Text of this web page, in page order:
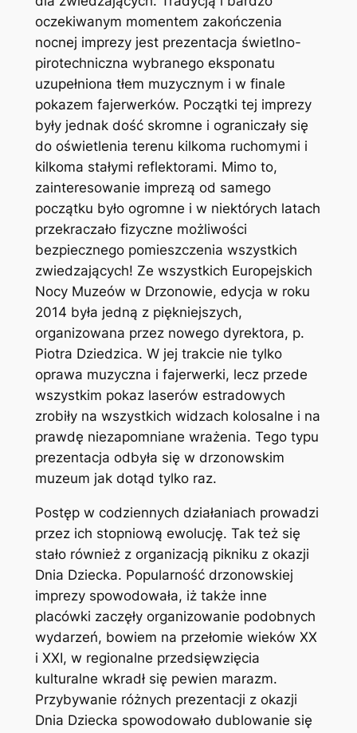
oczekiwanym momentem zakończenia
nocnej imprezy jest prezentacja świetlno-
pirotechniczna wybranego eksponatu
uzupełniona tłem muzycznym i w finale
pokazem fajerwerków. Początki tej imprezy
były jednak dość skromne i ograniczały się
do oświetlenia terenu kilkoma ruchomymi i
kilkoma stałymi reflektorami. Mimo to,
zainteresowanie imprezą od samego
początku było ogromne i w niektórych latach
przekraczało fizyczne możliwości
bezpiecznego pomieszczenia wszystkich
zwiedzających! Ze wszystkich Europejskich
Nocy Muzeów w Drzonowie, edycja w roku
2014 była jedną z piękniejszych,
organizowana przez nowego dyrektora, p.
Piotra Dziedzica. W jej trakcie nie tylko
oprawa muzyczna i fajerwerki, lecz przede
wszystkim pokaz laserów estradowych
zrobiły na wszystkich widzach kolosalne i na
prawdę niezapomniane wrażenia. Tego typu
prezentacja odbyła się w drzonowskim
muzeum jak dotąd tylko raz.
Postęp w codziennych działaniach prowadzi
przez ich stopniową ewolucję. Tak też się
stało również z organizacją pikniku z okazji
Dnia Dziecka. Popularność drzonowskiej
imprezy spowodowała, iż także inne
placówki zaczęły organizowanie podobnych
wydarzeń, bowiem na przełomie wieków XX
i XXI, w regionalne przedsięwzięcia
kulturalne wkradł się pewien marazm.
Przybywanie różnych prezentacji z okazji
Dnia Dziecka spowodowało dublowanie się